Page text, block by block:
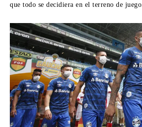
que todo se decidiera en el terreno de juego.